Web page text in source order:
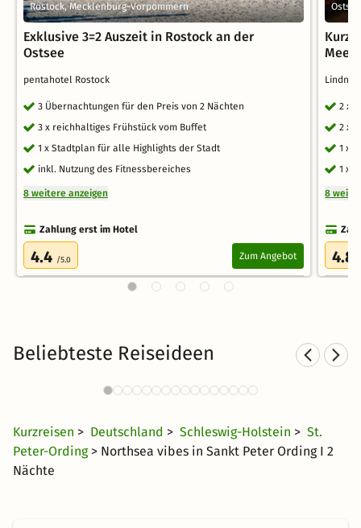
Rostock, Mecklenburg-Vorpommern
Exklusive 3=2 Auszeit in Rostock an der
Ostsee
pentahotel Rostock
3 Übernachtungen für den Preis von 2 Nächten
3 x reichhaltiges Frühstück vom Buffet
1 x Stadtplan für alle Highlights der Stadt
inkl. Nutzung des Fitnessbereiches
8 weitere anzeigen
Zahlung erst im Hotel
4.4 /5.0 Zum Angebot
Meer
2 x
2 x
1 x
1 x
8
4.8
Beliebteste Reiseideen
Wellnesshotels an der Nordsee
454 Angebote
Kurzreisen > Deutschland > Schleswig-Holstein > St.
Peter-Ording > Northsea vibes in Sankt Peter Ording I 2
Nächte